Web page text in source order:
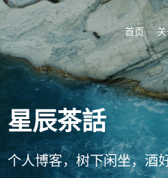
首页
星辰茶話
个人博客，树下闲坐，酒